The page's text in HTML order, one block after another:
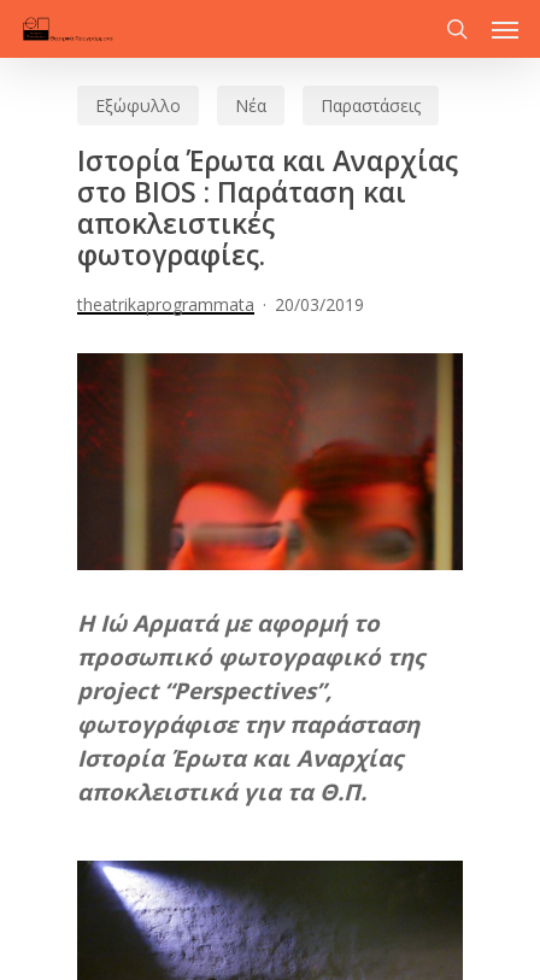
Skip
search
Εξώφυλλο Νέα Παραστάσεις
Ιστορία Έρωτα και Αναρχίας
στο BIOS : Παράταση και
αποκλειστικές
φωτογραφίες.
theatrikaprogrammata 20/03/2019
H Iώ Αρματά με αφορμή το
προσωπικό φωτογραφικό της
project “Perspectives”,
φωτογράφισε την παράσταση
Ιστορία Έρωτα και Αναρχίας
αποκλειστικά για τα Θ.Π.